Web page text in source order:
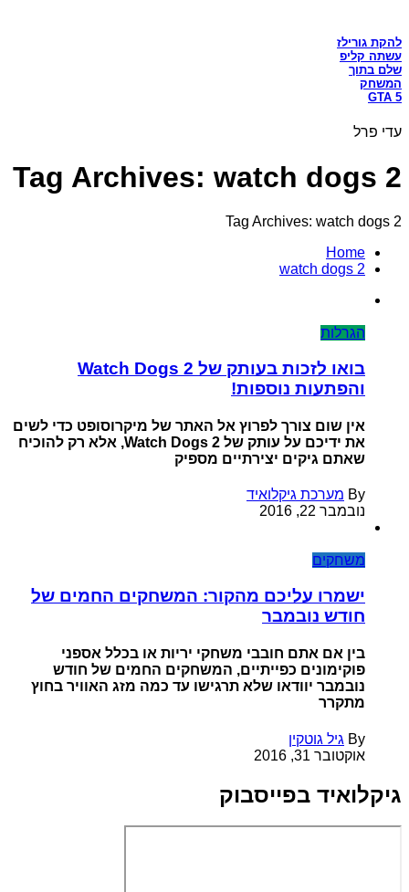
להקת גורילז
עשתה קליפ
שלם בתוך
המשחק
GTA 5
עדי פרל
Tag Archives: watch dogs 2
Tag Archives: watch dogs 2
Home
watch dogs 2
הגרלות
בואו לזכות בעותק של Watch Dogs 2
והפתעות נוספות!
אין שום צורך לפרוץ אל האתר של מיקרוסופט כדי לשים
את ידיכם על עותק של Watch Dogs 2, אלא רק להוכיח
שאתם גיקים יצירתיים מספיק
By מערכת גיקלואיד
נובמבר 22, 2016
משחקים
ישמרו עליכם מהקור: המשחקים החמים של
חודש נובמבר
בין אם אתם חובבי משחקי יריות או בכלל אספני
פוקימונים כפייתיים, המשחקים החמים של חודש
נובמבר יוודאו שלא תרגישו עד כמה מזג האוויר בחוץ
מתקרר
By גיל גוטקין
אוקטובר 31, 2016
גיקלואיד בפייסבוק